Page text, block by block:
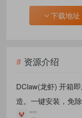
下载地址
资源介绍
DClaw(龙虾) 开箱
造。一键安装，免